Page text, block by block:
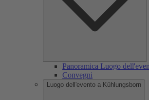
Panoramica Luogo
Convegni
Luogo dell'evento a Kühlungsborn